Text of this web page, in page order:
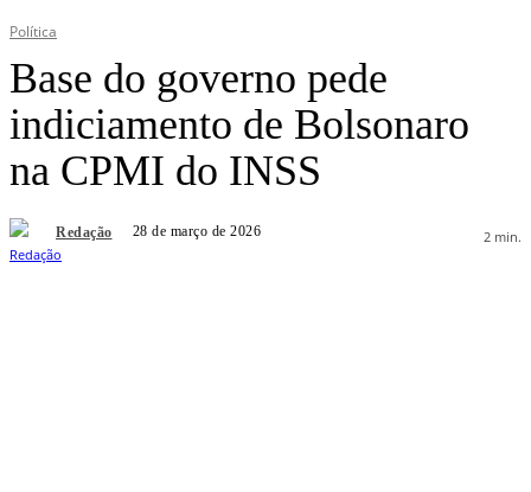
Política
Base do governo pede
indiciamento de Bolsonaro
na CPMI do INSS
Redação 28 de março de 2026 2 min.